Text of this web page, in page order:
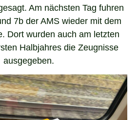
Am nächsten Tag fuhren
7b der AMS wieder mit dem
Dort wurden auch am letzten
Halbjahres die Zeugnisse
ausgegeben.